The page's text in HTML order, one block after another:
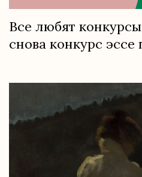
Все любят
снова конкурс